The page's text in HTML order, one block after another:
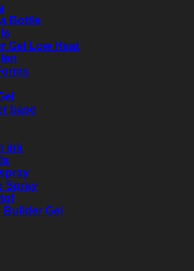
Bottle
Gel Low Heat
base
ink
Spray
Gel